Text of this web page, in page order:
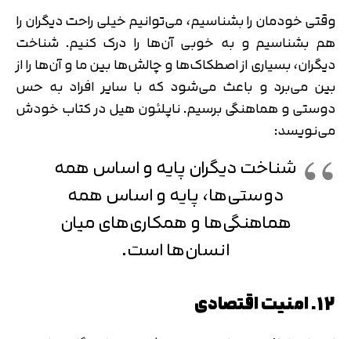
وقتی خودمان را بشناسیم، می‌توانیم خیلی راحت دیگران را
هم بشناسیم و به خوبی آن‌ها را درک کنیم. شناخت
دیگران، بسیاری از اصطکاک‌ها و چالش‌ها بین ما و آن‌ها را از
بین می‌برد و باعث می‌شود که با سایر افراد به حس
دوستی و هماهنگی برسیم. ناپلئون هیل در کتاب خودش
می‌نویسد:
شناخت دیگران پایه و اساس همه‌
دوستی‌ها، پایه و اساس همه‌
هماهنگی‌ها و همکاری‌های میان
انسان‌ها است.
12. امنیت اقتصادی